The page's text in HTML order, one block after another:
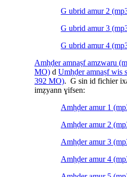
G ubrid amur 2
G ubrid amur 3
G ubrid amur 4
Amḥḍer amnaṣf amzwaru
MO) d Umḥḍer amnaṣf wis
392 MO). G sin id fichier
imẓyann ɣifsen:
Amḥḍer amur 1
Amḥḍer amur 2
Amḥḍer amur 3
Amḥḍer amur 4